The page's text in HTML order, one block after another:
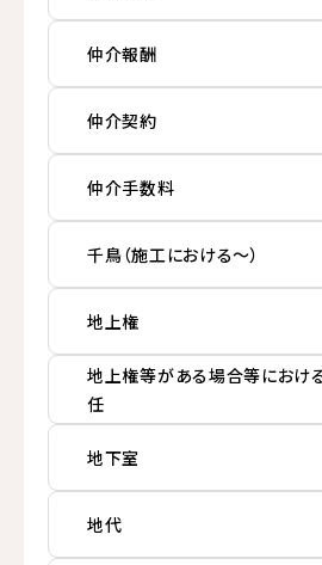
仲介報酬
仲介契約
仲介手数料
千鳥（施工における〜）
地上権
地上権等がある場合等におけ
任
地下室
地代